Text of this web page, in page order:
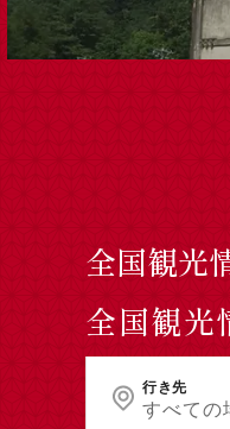
燕三
全国観光
全国観光
行き先
すべての